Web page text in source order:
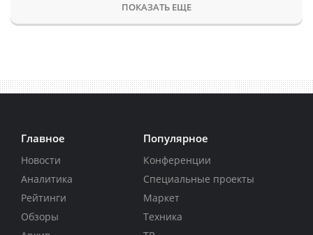
ПОКАЗАТЬ ЕЩЕ
Главное
Новости
Аналитика
Рейтинги
Обзоры
Популярное
Конференции
Специальные проекты
Маркет
Техника